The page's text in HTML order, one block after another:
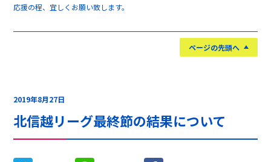
応援の程、宜しくお願い致します。
ページの先頭へ
2019年8月27日
北信越リーグ最終節の結果について